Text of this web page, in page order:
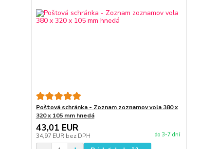
Poštová schránka - Zoznam zoznamov vola 380 x
320 x 105 mm hnedá
43,01 EUR
34,97 EUR bez DPH do 3-7 dní